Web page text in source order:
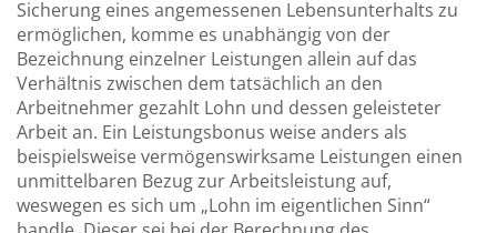
Sicherung eines angemessenen Lebensunterhalts zu
ermöglichen, komme es unabhängig von der
Bezeichnung einzelner Leistungen allein auf das
Verhältnis zwischen dem tatsächlich an den
Arbeitnehmer gezahlt Lohn und dessen geleisteter
Arbeit an. Ein Leistungsbonus weise anders als
beispielsweise vermögenswirksame Leistungen einen
unmittelbaren Bezug zur Arbeitsleistung auf,
weswegen es sich um „Lohn im eigentlichen Sinn“